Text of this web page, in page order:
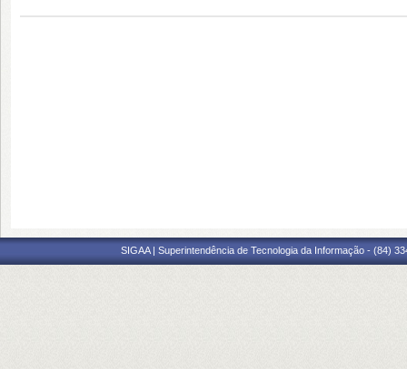
SIGAA | Superintendência de Tecnologia da Informação - (84)